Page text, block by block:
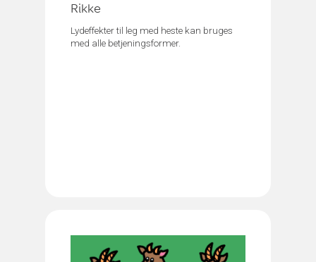
Rikke
Lydeffekter til leg med heste kan bruges
med alle betjeningsformer.